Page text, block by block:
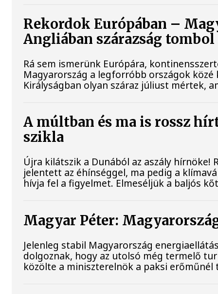
Rekordok Európában –
Angliában szárazság tombol
Rá sem ismerünk Európára,
Magyarország a legforróbb országok
Királyságban olyan száraz júliust mértek,
A múltban és ma is rossz
szikla
Újra kilátszik a Dunából az aszály hírnöke!
jelentett az éhínséggel, ma pedig a
hívja fel a figyelmet. Elmeséljük a baljós
Magyar Péter:
Jelenleg stabil Magyarország
dolgoznak, hogy az utolsó még termelő
közölte a miniszterelnök a paksi